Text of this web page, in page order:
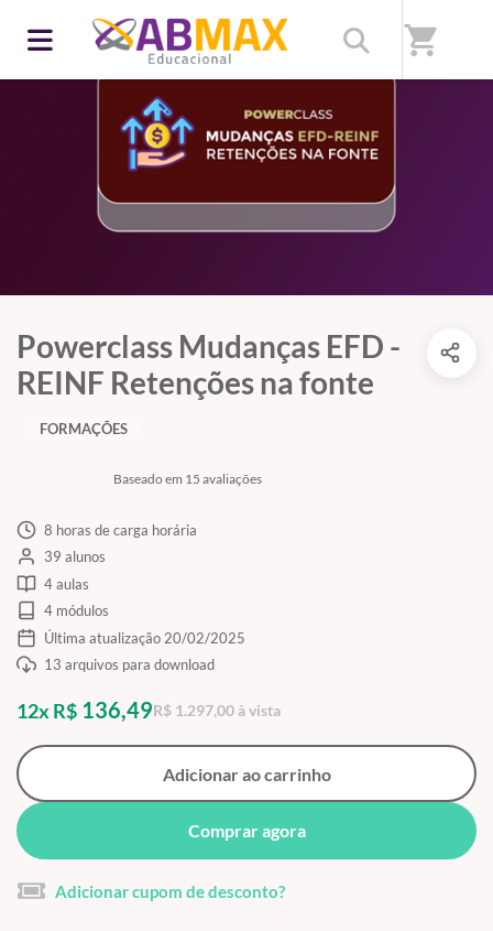
shopping_cart
Powerclass Mudanças EFD -
REINF Retenções na fonte
Baseado em 15 avaliações
FORMAÇÕES
8 horas de carga horária
39 alunos
4 aulas
4 módulos
Última atualização 20/02/2025
13 arquivos para download
12x R$ 136,49R$ 1.297,00 à vista
Adicionar ao carrinho
Comprar agora
Adicionar cupom de desconto?